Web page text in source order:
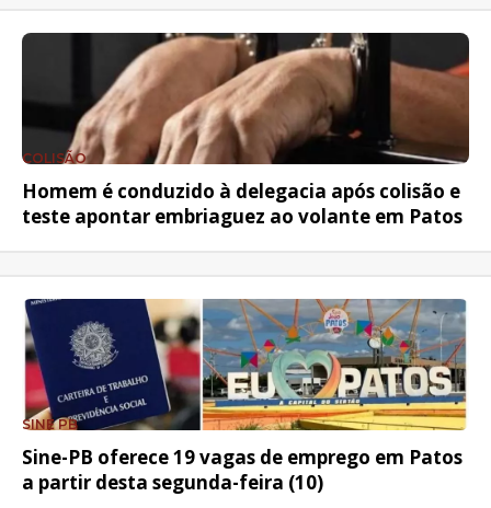
COLISÃO
Homem é conduzido à delegacia após colisão e
teste apontar embriaguez ao volante em Patos
SINE PB
Sine-PB oferece 19 vagas de emprego em Patos
a partir desta segunda-feira (10)